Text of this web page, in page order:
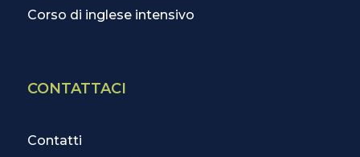
Corso di inglese intensivo
CONTATTACI
Contatti